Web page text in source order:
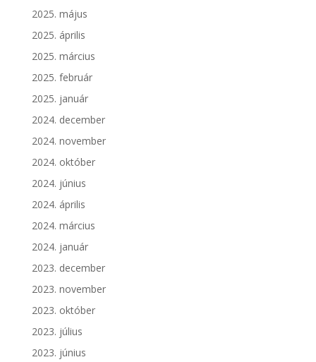
2025. május
2025. április
2025. március
2025. február
2025. január
2024. december
2024. november
2024. október
2024. június
2024. április
2024. március
2024. január
2023. december
2023. november
2023. október
2023. július
2023. június